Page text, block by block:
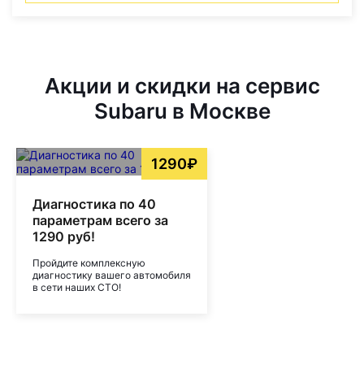
Акции и скидки на сервис
Subaru в Москве
1290₽
Диагностика по 40
параметрам всего за
1290 руб!
Пройдите комплексную
диагностику вашего автомобиля
в сети наших СТО!